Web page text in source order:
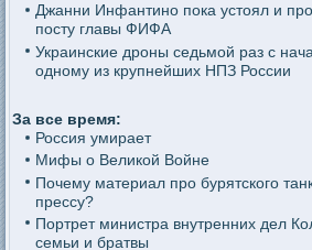
Джанни Инфантино пока устоял и
посту главы ФИФА
Украинские дроны седьмой раз с
одному из крупнейших НПЗ России
За все время:
Россия умирает
Мифы о Великой Войне
Почему материал про бурятского
прессу?
Портрет министра внутренних дел
семьи и братвы